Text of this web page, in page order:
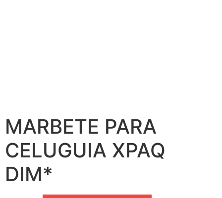
MARBETE PARA
CELUGUIA XPAQ
DIM*